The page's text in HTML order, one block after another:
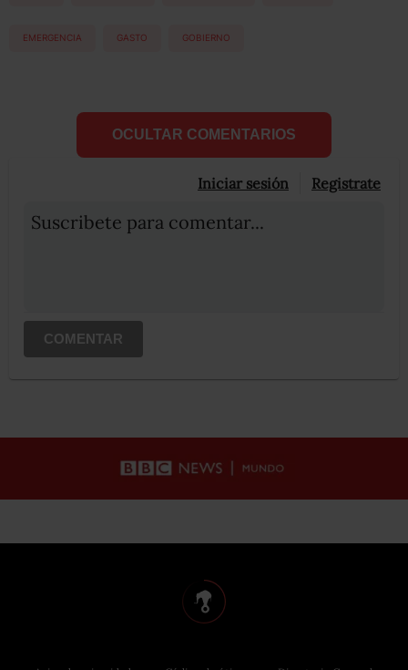
EMERGENCIA GASTO GOBIERNO
OCULTAR COMENTARIOS
Iniciar sesión Registrate
Suscribete para comentar...
COMENTAR